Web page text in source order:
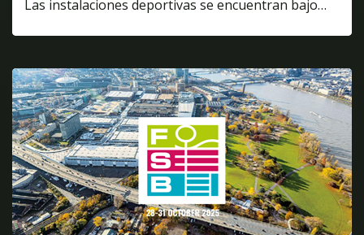
Las instalaciones deportivas se encuentran bajo…